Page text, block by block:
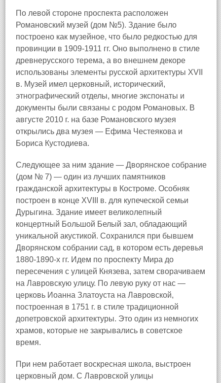
По левой стороне проспекта расположен
Романовский музей (дом №5). Здание было
построено как музейное, что было редкостью для
провинции в 1909-1911 гг. Оно выполнено в стиле
древнерусского терема, а во внешнем декоре
использованы элементы русской архитектуры XVII
в. Музей имел церковный, исторический,
этнографический отделы, многие экспонаты и
документы были связаны с родом Романовых. В
августе 2010 г. на базе Романовского музея
открылись два музея — Ефима Честеякова и
Бориса Кустодиева.
Следующее за ним здание — Дворянское собрание
(дом № 7) — один из лучших памятников
гражданской архитектуры в Костроме. Особняк
построен в конце XVIII в. для купеческой семьи
Дурыгина. Здание имеет великолепный
концертный Большой Белый зал, обладающий
уникальной акустикой. Сохранился при бывшем
Дворянском собрании сад, в котором есть деревья
1880-1890-х гг. Идем по проспекту Мира до
пересечения с улицей Князева, затем сворачиваем
на Лавровскую улицу. По левую руку от нас —
церковь Иоанна Златоуста на Лавровской,
построенная в 1751 г. в стиле традиционной
допетровской архитектуры. Это один из немногих
храмов, которые не закрывались в советское
время.
При нем работает воскресная школа, выстроен
церковный дом. С Лавровской улицы